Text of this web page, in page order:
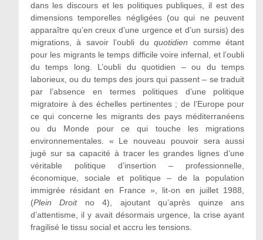
dans les discours et les politiques publiques, il est des
dimensions temporelles négligées (ou qui ne peuvent
apparaître qu’en creux d’une urgence et d’un sursis) des
migrations, à savoir l’oubli duquotidien comme étant
pour les migrants le temps difficile voire infernal, et l’oubli
du temps long. L’oubli du quotidien – ou du temps
laborieux, ou du temps des jours qui passent – se traduit
par l’absence en termes politiques d’une politique
migratoire à des échelles pertinentes ; de l’Europe pour
ce qui concerne les migrants des pays méditerranéens
ou du Monde pour ce qui touche les migrations
environnementales. « Le nouveau pouvoir sera aussi
jugé sur sa capacité à tracer les grandes lignes d’une
véritable politique d’insertion – professionnelle,
économique, sociale et politique – de la population
immigrée résidant en France », lit-on en juillet 1988,
(Plein Droitno 4), ajoutant qu’après quinze ans
d’attentisme, il y avait désormais urgence, la crise ayant
fragilisé le tissu social et accru les tensions.